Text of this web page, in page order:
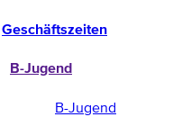
Geschäftszeiten
B-Jugend
B-Jugend